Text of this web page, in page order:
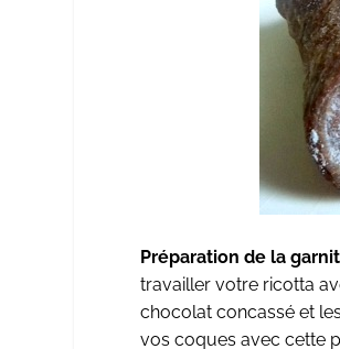
Préparation de la
travailler votre ricotta
chocolat concassé et
vos coques avec cette